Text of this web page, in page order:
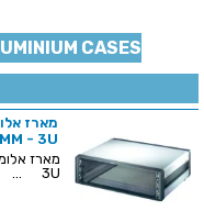
CASES
- 3U
3U ...